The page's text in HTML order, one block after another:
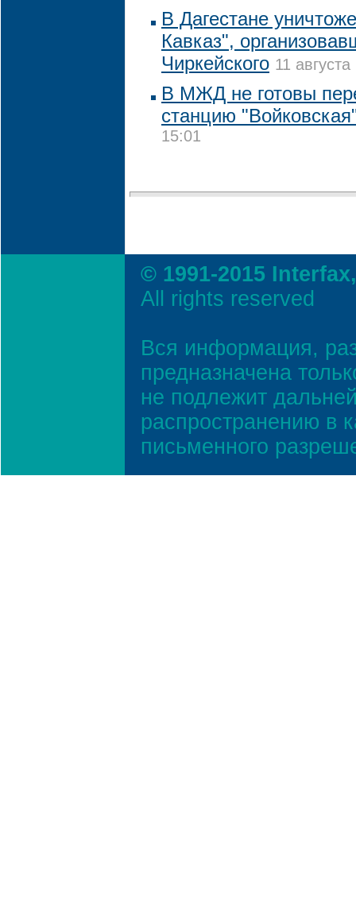
В Дагестане
Кавказ",
Чиркейского 11
В МЖД не готовы
станцию
15:01
© 1991-2015
All rights reserved
Вся информация,
предназначена
не подлежит
распространению в
письменного